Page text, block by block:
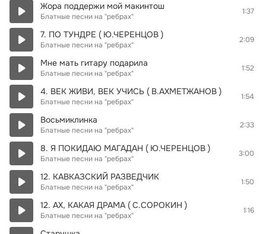
Жора поддержи мой макинтош
Блатные песни на "ребрах"
1:37
7. ПО ТУНДРЕ ( Ю.ЧЕРЕНЦОВ )
Блатные песни на "ребрах"
2:09
Мне мать гитару подарила
Блатные песни на "ребрах"
1:52
4. ВЕК ЖИВИ, ВЕК УЧИСЬ ( В.АХМЕТЖАНОВ )
Блатные песни на "ребрах"
1:54
Восьмиклинка
Блатные песни на "ребрах"
2:33
8. Я ПОКИДАЮ МАГАДАН ( Ю.ЧЕРЕНЦОВ )
Блатные песни на "ребрах"
3:00
12. КАВКАЗСКИЙ РАЗВЕДЧИК
Блатные песни на "ребрах"
1:50
12. АХ, КАКАЯ ДРАМА ( С.СОРОКИН )
Блатные песни на "ребрах"
1:16